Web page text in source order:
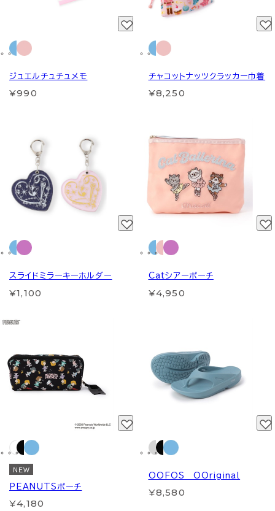
ジュエルチュチュメモ
¥990
チャコットナッツクラッカー巾着
¥8,250
スライドミラーキーホルダー
¥1,100
Catシアーポーチ
¥4,950
NEW
PEANUTSポーチ
¥4,180
OOFOS OOriginal
¥8,580